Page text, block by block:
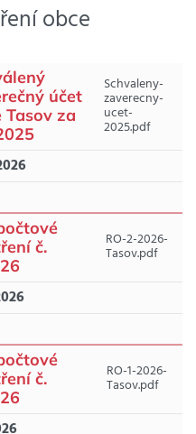
obce
účet
Tasov za
Schvaleny-
zaverecny-
ucet-
2025.pdf
č.
RO-2-2026-
Tasov.pdf
č.
RO-1-2026-
Tasov.pdf